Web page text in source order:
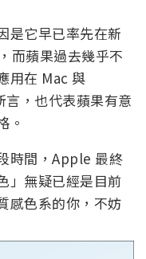
是它早已率先在新
而蘋果過去幾乎不
用在 Mac 與
，也代表蘋果有意
。
時間，Apple 最終
」無疑已經是目前
感色系的你，不妨